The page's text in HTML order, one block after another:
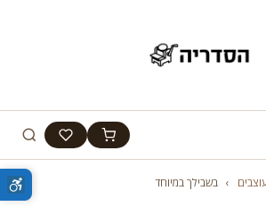
› בשבילך במיוחד